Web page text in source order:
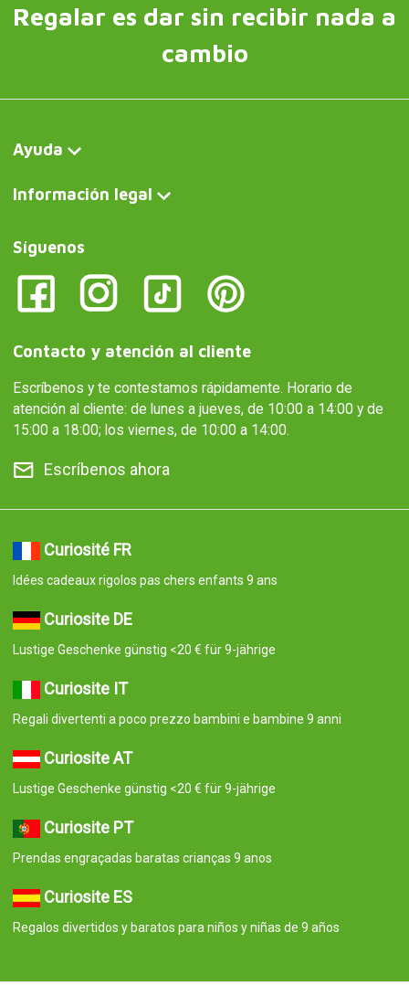
Regalar es dar sin recibir nada a
cambio
Ayuda
Información legal
Síguenos
Contacto y atención al cliente
Escríbenos y te contestamos rápidamente. Horario de
atención al cliente: de lunes a jueves, de 10:00 a 14:00 y de
15:00 a 18:00; los viernes, de 10:00 a 14:00.
Escríbenos ahora
Curiosité FR
Idées cadeaux rigolos pas chers enfants 9 ans
Curiosite DE
Lustige Geschenke günstig <20 € für 9-jährige
Curiosite IT
Regali divertenti a poco prezzo bambini e bambine 9 anni
Curiosite AT
Lustige Geschenke günstig <20 € für 9-jährige
Curiosite PT
Prendas engraçadas baratas crianças 9 anos
Curiosite ES
Regalos divertidos y baratos para niños y niñas de 9 años